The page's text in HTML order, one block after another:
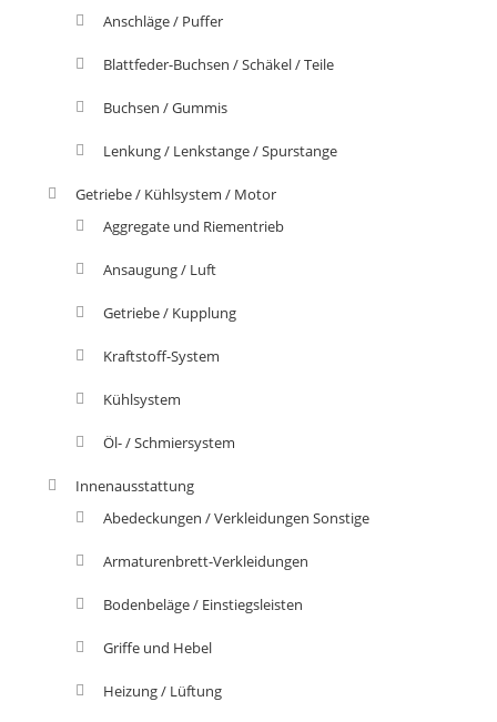
Anschläge / Puffer
Blattfeder-Buchsen / Schäkel / Teile
Buchsen / Gummis
Lenkung / Lenkstange / Spurstange
Getriebe / Kühlsystem / Motor
Aggregate und Riementrieb
Ansaugung / Luft
Getriebe / Kupplung
Kraftstoff-System
Kühlsystem
Öl- / Schmiersystem
Innenausstattung
Abedeckungen / Verkleidungen Sonstige
Armaturenbrett-Verkleidungen
Bodenbeläge / Einstiegsleisten
Griffe und Hebel
Heizung / Lüftung